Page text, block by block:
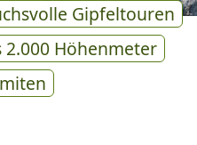
Gipfeltouren
2.000 Höhenmeter